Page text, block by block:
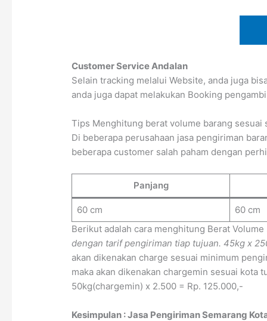
Customer Service Andalan
Selain tracking melalui Website, anda juga
anda juga dapat melakukan Booking
Tips Menghitung berat volume barang sesuai
Di beberapa perusahaan jasa pengiriman
beberapa customer salah paham dengan
Panjang
60 cm
60 cm
Berikut adalah cara menghitung Berat
dengan tarif pengiriman tiap tujuan. 45kg x
akan dikenakan charge sesuai minimum
maka akan dikenakan chargemin sesuai
50kg(chargemin) x 2.500 = Rp. 125.000,-
Kesimpulan : Jasa Pengiriman Semarang